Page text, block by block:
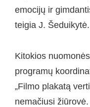
emocijų ir
teigia J. Šeduikytė.
Kitokios
programų
„Filmo plakatą
nemačiusi